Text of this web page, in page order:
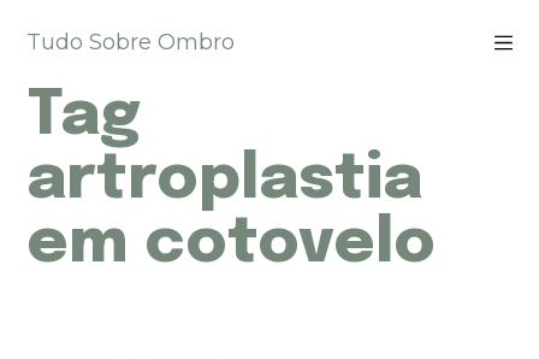
u
a
a
a
o
Tudo Sobre Ombro
Tag
artroplastia
em cotovelo